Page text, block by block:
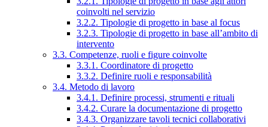
coinvolti nel servizio
3.2.2. Tipologie di progetto in base al focus
3.2.3. Tipologie di progetto in base all’ambito di
intervento
3.3. Competenze, ruoli e figure coinvolte
3.3.1. Coordinatore di progetto
3.3.2. Definire ruoli e responsabilità
3.4. Metodo di lavoro
3.4.1. Definire processi, strumenti e rituali
3.4.2. Curare la documentazione di progetto
3.4.3. Organizzare tavoli tecnici collaborativi